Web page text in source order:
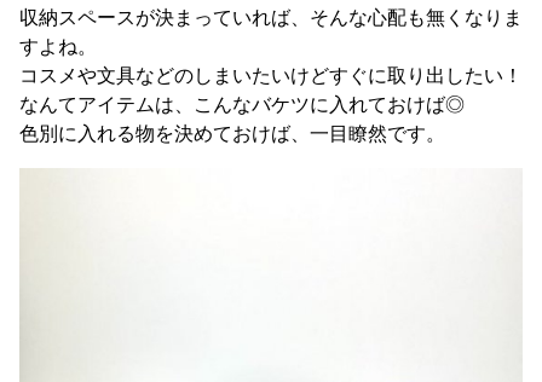
収納スペースが決まっていれば、そんな心配も無くなりま
すよね。
コスメや文具などのしまいたいけどすぐに取り出したい！
なんてアイテムは、こんなバケツに入れておけば◎
色別に入れる物を決めておけば、一目瞭然です。